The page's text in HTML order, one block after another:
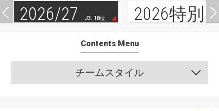
2026/27 J3. 18位 2026特別
Contents Menu
チームスタイル